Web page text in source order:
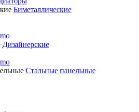
Биметаллические
Дизайнерские
Стальные панельные